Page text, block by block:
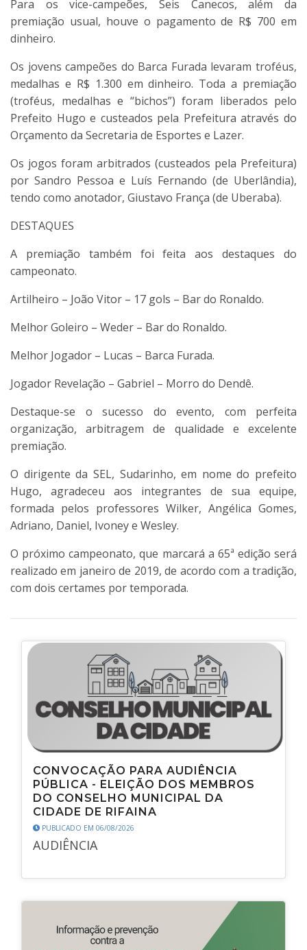
Para os vice-campeões, Seis Canecos, além da
premiação usual, houve o pagamento de R$ 700 em
dinheiro.
Os jovens campeões do Barca Furada levaram troféus,
medalhas e R$ 1.300 em dinheiro. Toda a premiação
(troféus, medalhas e “bichos”) foram liberados pelo
Prefeito Hugo e custeados pela Prefeitura através do
Orçamento da Secretaria de Esportes e Lazer.
Os jogos foram arbitrados (custeados pela Prefeitura)
por Sandro Pessoa e Luís Fernando (de Uberlândia),
tendo como anotador, Giustavo França (de Uberaba).
DESTAQUES
A premiação também foi feita aos destaques do
campeonato.
Artilheiro – João Vitor – 17 gols – Bar do Ronaldo.
Melhor Goleiro – Weder – Bar do Ronaldo.
Melhor Jogador – Lucas – Barca Furada.
Jogador Revelação – Gabriel – Morro do Dendê.
Destaque-se o sucesso do evento, com perfeita
organização, arbitragem de qualidade e excelente
premiação.
O dirigente da SEL, Sudarinho, em nome do prefeito
Hugo, agradeceu aos integrantes de sua equipe,
formada pelos professores Wilker, Angélica Gomes,
Adriano, Daniel, Ivoney e Wesley.
O próximo campeonato, que marcará a 65ª edição será
realizado em janeiro de 2019, de acordo com a tradição,
com dois certames por temporada.
CONVOCAÇÃO PARA AUDIÊNCIA
PÚBLICA - ELEIÇÃO DOS MEMBROS
DO CONSELHO MUNICIPAL DA
CIDADE DE RIFAINA
PUBLICADO EM 06/08/2026
AUDIÊNCIA